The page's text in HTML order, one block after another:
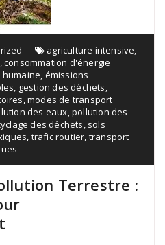
agriculture intensive
,consommation d'énergie
émissions
gestion des déchets
,modes de transport
des eaux ,pollution des
des déchets sols
trafic routier transport
Terrestre :